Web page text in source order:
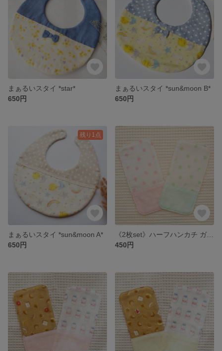
まぁるいスタイ *star*
650円
まぁるいスタイ *sun&moon B*
650円
残り1点
まぁるいスタイ *sun&moon A*
650円
450円